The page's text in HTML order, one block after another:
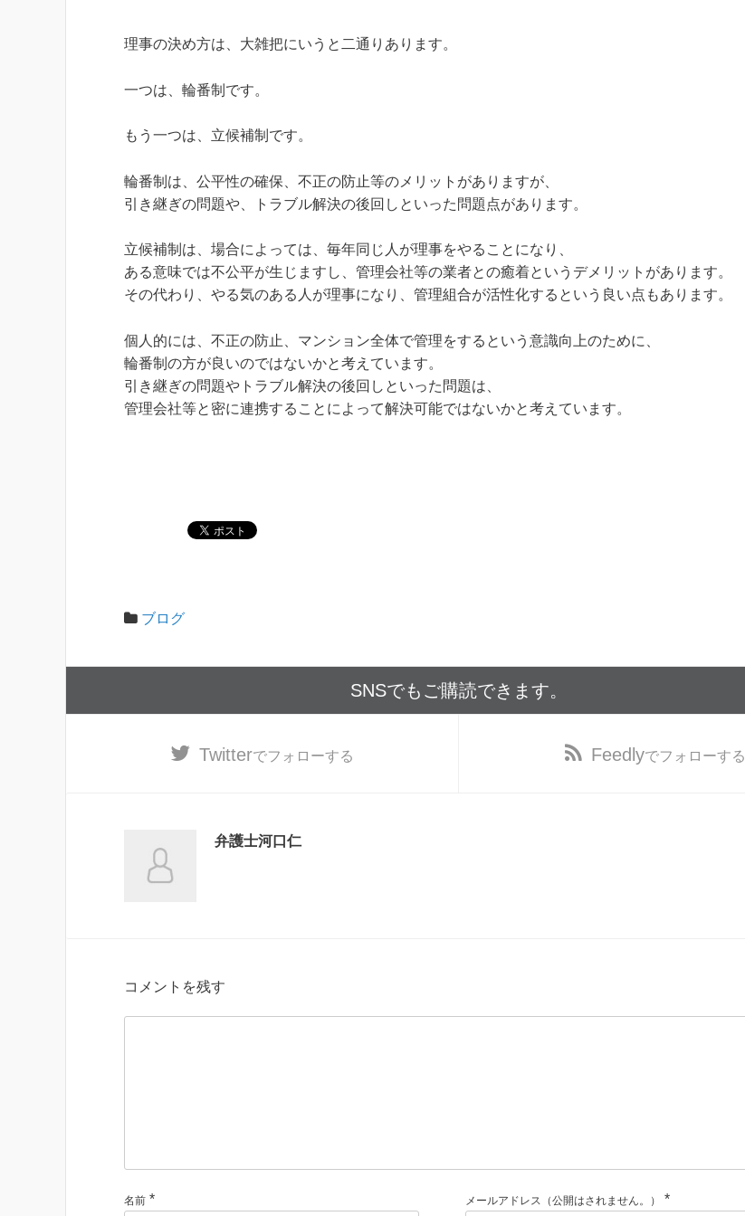
理事の決め方は、大雑把にいうと二通りあります。
一つは、輪番制です。
もう一つは、立候補制です。
輪番制は、公平性の確保、不正の防止等のメリットがありますが、
引き継ぎの問題や、トラブル解決の後回しといった問題点があります。
立候補制は、場合によっては、毎年同じ人が理事をやることになり、
ある意味では不公平が生じますし、管理会社等の業者との癒着というデメリットがあります。
その代わり、やる気のある人が理事になり、管理組合が活性化するという良い点もあります。
個人的には、不正の防止、マンション全体で管理をするという意識向上のために、
輪番制の方が良いのではないかと考えています。
引き継ぎの問題やトラブル解決の後回しといった問題は、
管理会社等と密に連携することによって解決可能ではないかと考えています。
ブログ
SNSでもご購読できます。
Twitterでフォローする Feedlyでフォローする
弁護士河口仁
コメントを残す
名前 * メールアドレス（公開はされません。） *